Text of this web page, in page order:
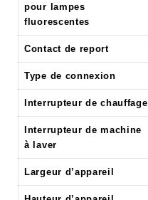
pour lampes
fluorescentes
Contact de report
Type de connexion
Interrupteur de chauffage
Interrupteur de machine
à laver
Largeur d’appareil